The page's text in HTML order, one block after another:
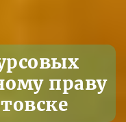
праву